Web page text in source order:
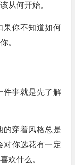
从何开始。
果你不知道如何
。
件事就是先了解
的穿着风格总是
对你选花有一定
欢什么。